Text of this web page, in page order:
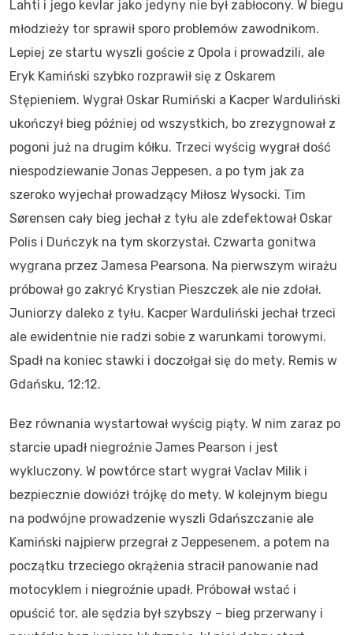
Lahti i jego kevlar jako jedyny nie był zabłocony. W biegu
młodzieży tor sprawił sporo problemów zawodnikom.
Lepiej ze startu wyszli goście z Opola i prowadzili, ale
Eryk Kamiński szybko rozprawił się z Oskarem
Stępieniem. Wygrał Oskar Rumiński a Kacper Warduliński
ukończył bieg później od wszystkich, bo zrezygnował z
pogoni już na drugim kółku. Trzeci wyścig wygrał dość
niespodziewanie Jonas Jeppesen, a po tym jak za
szeroko wyjechał prowadzący Miłosz Wysocki. Tim
Sørensen cały bieg jechał z tyłu ale zdefektował Oskar
Polis i Duńczyk na tym skorzystał. Czwarta gonitwa
wygrana przez Jamesa Pearsona. Na pierwszym wirażu
próbował go zakryć Krystian Pieszczek ale nie zdołał.
Juniorzy daleko z tyłu. Kacper Warduliński jechał trzeci
ale ewidentnie nie radzi sobie z warunkami torowymi.
Spadł na koniec stawki i doczołgał się do mety. Remis w
Gdańsku, 12:12.
Bez równania wystartował wyścig piąty. W nim zaraz po
starcie upadł niegroźnie James Pearson i jest
wykluczony. W powtórce start wygrał Vaclav Milik i
bezpiecznie dowiózł trójkę do mety. W kolejnym biegu
na podwójne prowadzenie wyszli Gdańszczanie ale
Kamiński najpierw przegrał z Jeppesenem, a potem na
początku trzeciego okrążenia stracił panowanie nad
motocyklem i niegroźnie upadł. Próbował wstać i
opuścić tor, ale sędzia był szybszy – bieg przerwany i